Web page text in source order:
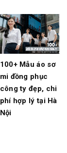
100+ Mẫu áo sơ
mi đồng phục
công ty đẹp, chi
phí hợp lý tại Hà
Nội